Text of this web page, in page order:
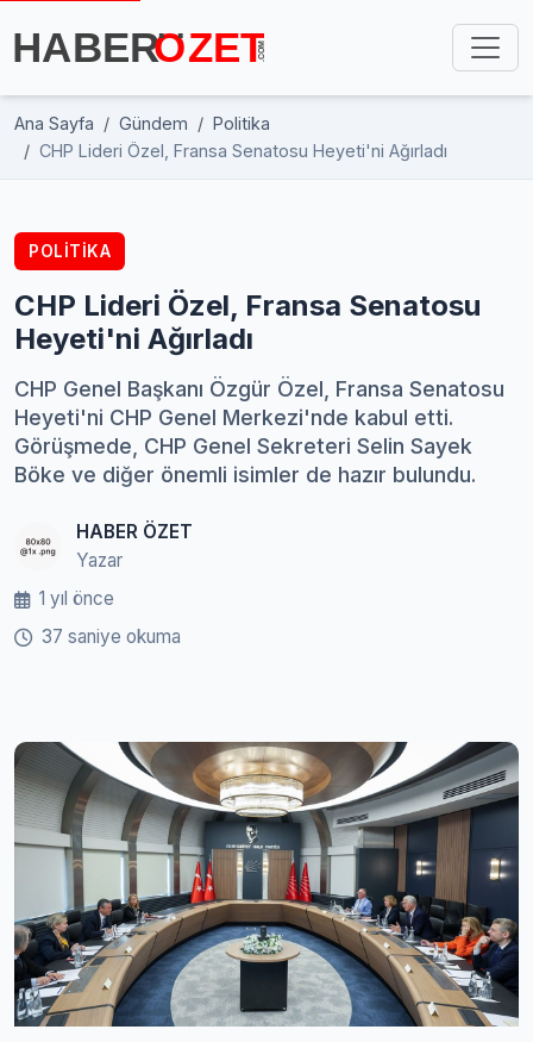
Ana Sayfa Gündem
Politika
CHP Lideri Özel, Fransa Senatosu Heyeti'ni Ağırladı
POLITIKA
CHP Lideri Özel, Fransa Senatosu
Heyeti'ni Ağırladı
CHP Genel Başkanı Özgür Özel, Fransa Senatosu
Heyeti'ni CHP Genel Merkezi'nde kabul etti.
Görüşmede, CHP Genel Sekreteri Selin Sayek
Böke ve diğer önemli isimler de hazır bulundu.
HABER ÖZET
Yazar
1 yıl önce
37 saniye okuma